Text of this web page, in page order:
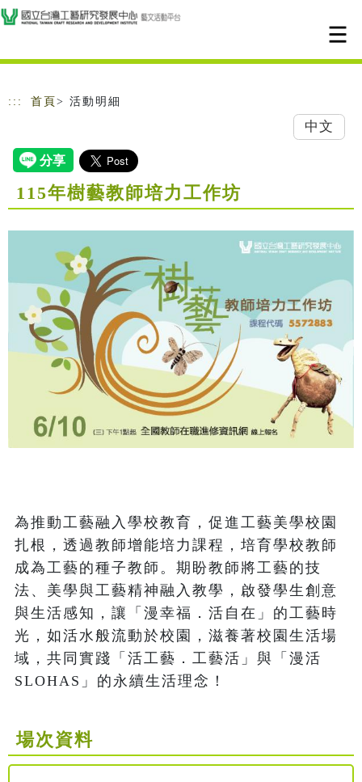
跳到主要內容
網站導覽
::: 首頁 > 活動明細
中文
115年樹藝教師培力工作坊
為推動工藝融入學校教育，促進工藝美學校園
扎根，透過教師增能培力課程，培育學校教師
成為工藝的種子教師。期盼教師將工藝的技
法、美學與工藝精神融入教學，啟發學生創意
與生活感知，讓「漫幸福．活自在」的工藝時
光，如活水般流動於校園，滋養著校園生活場
域，共同實踐「活工藝．工藝活」與「漫活
場次資料